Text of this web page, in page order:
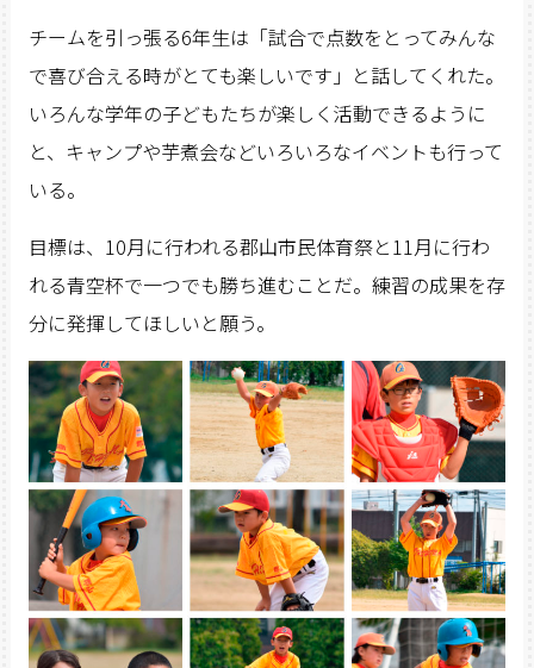
チームを引っ張る6年生は「試合で点数をとってみんな
で喜び合える時がとても楽しいです」と話してくれた。
いろんな学年の子どもたちが楽しく活動できるように
と、キャンプや芋煮会などいろいろなイベントも行って
いる。
目標は、10月に行われる郡山市民体育祭と11月に行わ
れる青空杯で一つでも勝ち進むことだ。練習の成果を存
分に発揮してほしいと願う。